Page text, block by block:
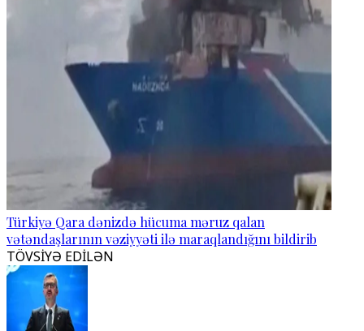
Türkiyə Qara dənizdə hücuma məruz qalan
vətəndaşlarının vəziyyəti ilə maraqlandığını bildirib
TÖVSİYƏ EDİLƏN